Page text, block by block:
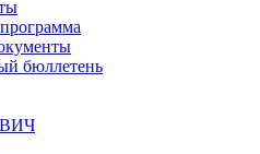
бюллетень
ВИЧ